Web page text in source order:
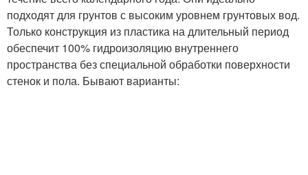
подходят для грунтов с высоким уровнем грунтовых вод.
Только конструкция из пластика на длительный период
обеспечит 100% гидроизоляцию внутреннего
пространства без специальной обработки поверхности
стенок и пола. Бывают варианты: